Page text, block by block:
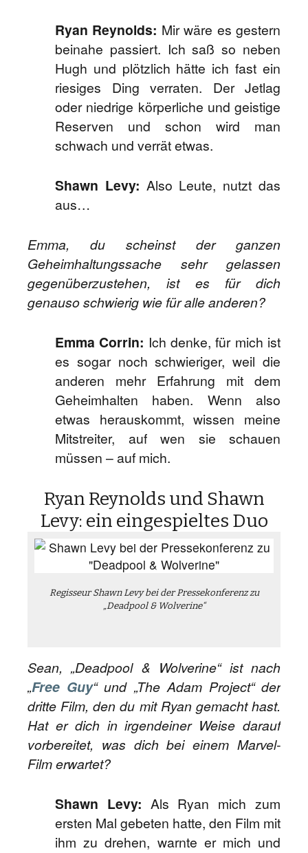
Ryan Reynolds: Mir wäre es gestern
beinahe passiert. Ich saß so neben
Hugh und plötzlich hätte ich fast ein
riesiges Ding verraten. Der Jetlag
oder niedrige körperliche und geistige
Reserven und schon wird man
schwach und verrät etwas.
Shawn Levy: Also Leute, nutzt das
aus…
Emma, du scheinst der ganzen
Geheimhaltungssache sehr gelassen
gegenüberzustehen, ist es für dich
genauso schwierig wie für alle anderen?
Emma Corrin: Ich denke, für mich ist
es sogar noch schwieriger, weil die
anderen mehr Erfahrung mit dem
Geheimhalten haben. Wenn also
etwas herauskommt, wissen meine
Mitstreiter, auf wen sie schauen
müssen – auf mich.
Ryan Reynolds und Shawn
Levy: ein eingespieltes Duo
Regisseur Shawn Levy bei der Pressekonferenz zu
„Deadpool & Wolverine“
Sean, „Deadpool & Wolverine“ ist nach
„Free Guy“ und „The Adam Project“ der
dritte Film, den du mit Ryan gemacht hast.
Hat er dich in irgendeiner Weise darauf
vorbereitet, was dich bei einem Marvel-
Film erwartet?
Shawn Levy: Als Ryan mich zum
ersten Mal gebeten hatte, den Film mit
ihm zu drehen, warnte er mich und